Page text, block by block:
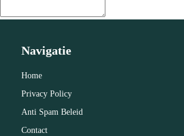
Navigatie
Home
Privacy Policy
Anti Spam Beleid
Contact